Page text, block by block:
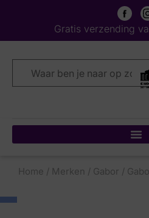
Gratis verzending
Home / Merken / Gabor /